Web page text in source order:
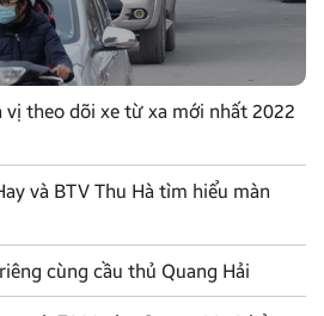
vị theo dõi xe từ xa mới nhất 2022
và BTV Thu Hà tìm hiểu màn
cùng cầu thủ Quang Hải